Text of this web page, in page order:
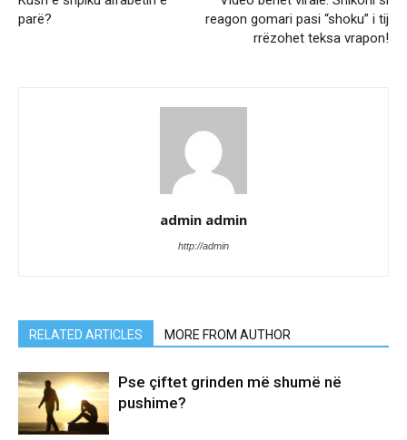
parë?
reagon gomari pasi “shoku” i tij
rrëzohet teksa vrapon!
admin admin
http://admin
RELATED ARTICLES MORE FROM AUTHOR
Pse çiftet grinden më shumë në
pushime?